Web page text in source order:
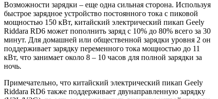
Возможности зарядки – еще одна сильная сторона. Используя
быстрое зарядное устройство постоянного тока с пиковой
мощностью 150 кВт, китайский электрический пикап Geely
Riddara RD6 может пополнить заряд с 10% до 80% всего за 30
минут. Для домашней или общественной зарядки уровня 2 он
поддерживает зарядку переменного тока мощностью до 11
кВт, что занимает около 8 – 10 часов для полной зарядки за
ночь.
Примечательно, что китайский электрический пикап Geely
Riddara RD6 также поддерживает двунаправленную зарядку